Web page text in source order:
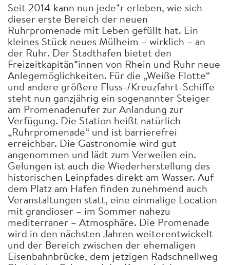
Seit 2014 kann nun jede*r erleben, wie sich
dieser erste Bereich der neuen
Ruhrpromenade mit Leben gefüllt hat. Ein
kleines Stück neues Mülheim – wirklich – an
der Ruhr. Der Stadthafen bietet den
Freizeitkapitän*innen von Rhein und Ruhr neue
Anlegemöglichkeiten. Für die „Weiße Flotte“
und andere größere Fluss-/Kreuzfahrt-Schiffe
steht nun ganzjährig ein sogenannter Steiger
am Promenadenufer zur Anlandung zur
Verfügung. Die Station heißt natürlich
„Ruhrpromenade“ und ist barrierefrei
erreichbar. Die Gastronomie wird gut
angenommen und lädt zum Verweilen ein.
Gelungen ist auch die Wiederherstellung des
historischen Leinpfades direkt am Wasser. Auf
dem Platz am Hafen finden zunehmend auch
Veranstaltungen statt, eine einmalige Location
mit grandioser – im Sommer nahezu
mediterraner – Atmosphäre. Die Promenade
wird in den nächsten Jahren weiterentwickelt
und der Bereich zwischen der ehemaligen
Eisenbahnbrücke, dem jetzigen Radschnellweg